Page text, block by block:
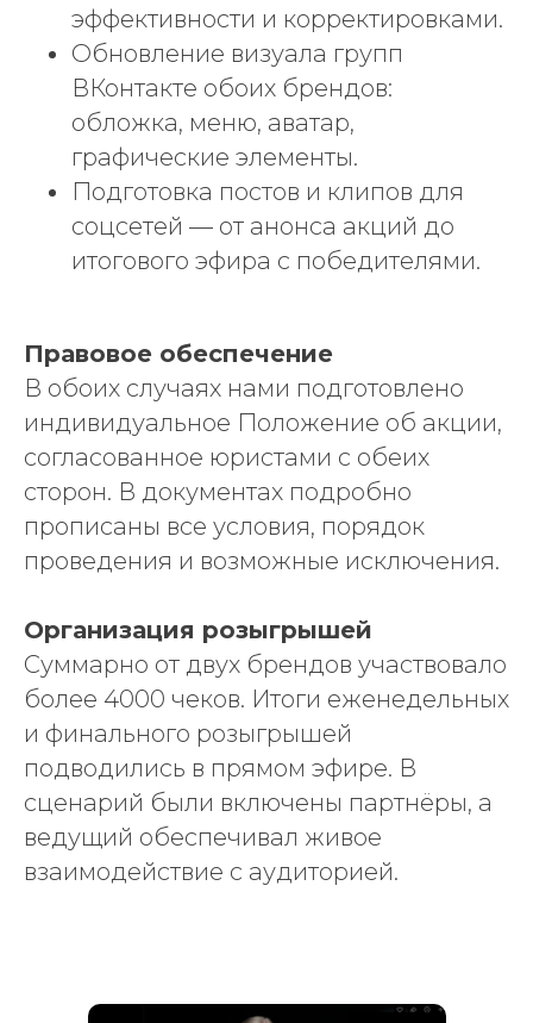
эффективности и корректировками.
Обновление визуала групп
ВКонтакте обоих брендов:
обложка, меню, аватар,
графические элементы.
Подготовка постов и клипов для
соцсетей — от анонса акций до
итогового эфира с победителями.
Правовое обеспечение
В обоих случаях нами подготовлено
индивидуальное Положение об акции,
согласованное юристами с обеих
сторон. В документах подробно
прописаны все условия, порядок
проведения и возможные исключения.
Организация розыгрышей
Суммарно от двух брендов участвовало
более 4000 чеков. Итоги еженедельных
и финального розыгрышей
подводились в прямом эфире. В
сценарий были включены партнёры, а
ведущий обеспечивал живое
взаимодействие с аудиторией.